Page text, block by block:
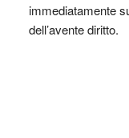
immediatamente
dell’avente diritto.